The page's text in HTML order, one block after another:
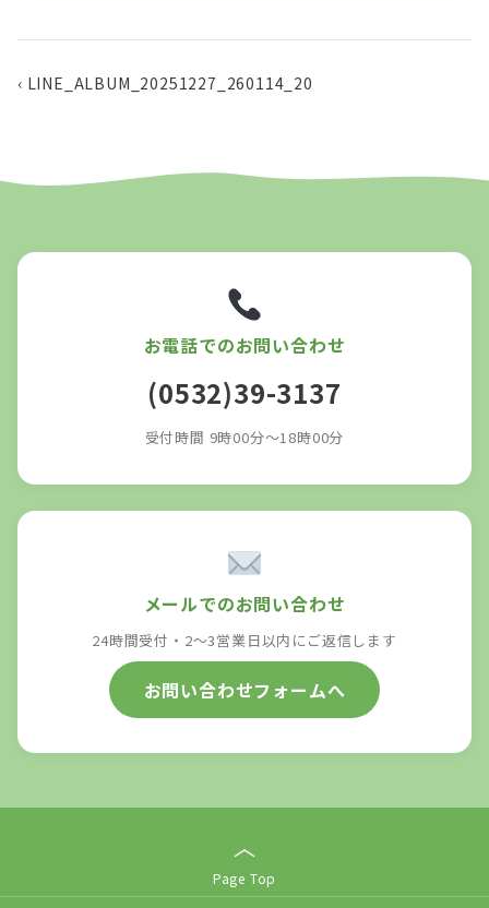
‹ LINE_ALBUM_20251227_260114_20
お電話でのお問い合わせ
(0532)39-3137
受付時間 9時00分～18時00分
メールでのお問い合わせ
24時間受付・2〜3営業日以内にご返信します
お問い合わせフォームへ
︿
Page Top